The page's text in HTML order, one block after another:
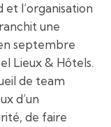
et l’organisation
une
septembre
Lieux & Hôtels.
de team
d’un
de faire